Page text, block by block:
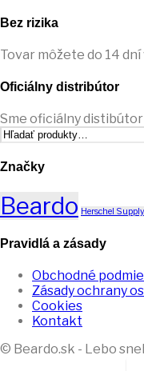
Bez rizika
Tovar môžete do 14
Oficiálny distribútor
Sme oficiálny distibútor
Hľadať:
Značky
Beardo Herschel Supply
Pravidlá a zásady
Obchodné
Zásady ochrany
Cookies
Kontakt
© Beardo.sk - Lebo